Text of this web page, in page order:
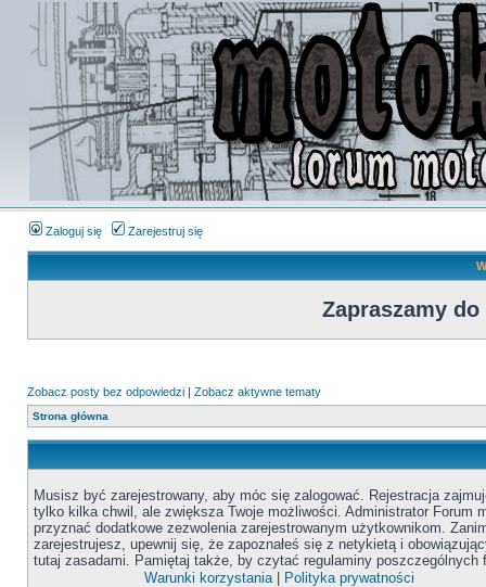
Zaloguj się Zarejestruj się
Zapraszamy do
Zobacz posty bez odpowiedzi | Zobacz aktywne tematy
Strona główna
Musisz być zarejestrowany, aby móc się zalogować. Rejestracja
tylko kilka chwil, ale zwiększa Twoje możliwości. Administrator Forum
przyznać dodatkowe zezwolenia zarejestrowanym użytkownikom.
zarejestrujesz, upewnij się, że zapoznałeś się z netykietą i
tutaj zasadami. Pamiętaj także, by czytać regulaminy poszczególnych
Warunki korzystania| Polityka prywatności